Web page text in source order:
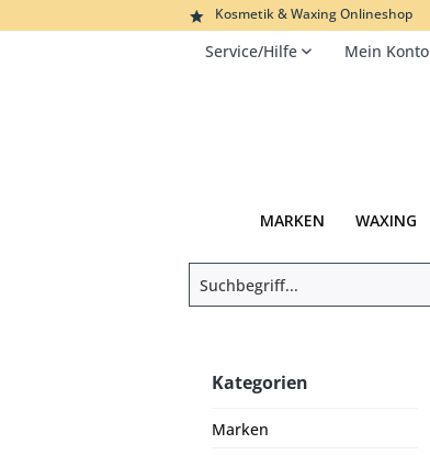
Kosmetik & Waxing Onlineshop
Service/Hilfe Mein Konto
MARKEN WAXING
Kategorien
Marken